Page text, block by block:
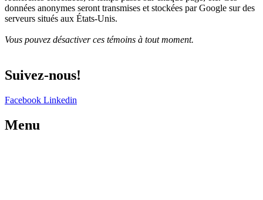
données anonymes seront transmises et stockées par Google sur des
serveurs situés aux États-Unis.
Vous pouvez désactiver ces témoins à tout moment.
Suivez-nous!
Facebook Linkedin
Menu